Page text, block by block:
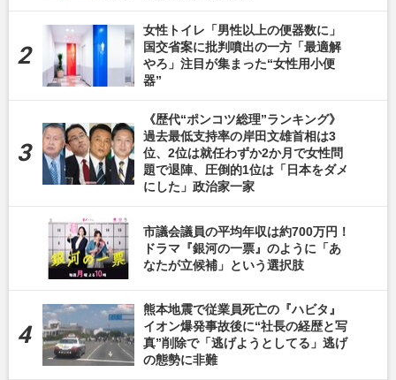
女性トイレ「男性以上の便器数に」
国交省案に批判噴出の一方「最適解
やろ」注目が集まった“女性用小便
器”
《歴代“ポンコツ総理”ランキング》
過去最低支持率の岸田文雄首相は3
位、2位は就任わずか2か月で女性問
題で退陣、圧倒的1位は「日本をダメ
にした」政治家一家
市議会議員の平均年収は約700万円！
ドラマ『銀河の一票』のように「あ
なたが立候補」という選択肢
熊本地震で従業員死亡の『ハビタ』
イオン爆発事故後に“社長の経歴と写
真”削除で「逃げようとしてる」逃げ
の態勢に非難